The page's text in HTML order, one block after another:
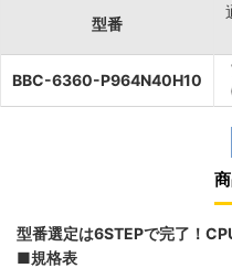
型番
BBC-6360-P964N40H10
型番選定は6STEPで完了！
■規格表